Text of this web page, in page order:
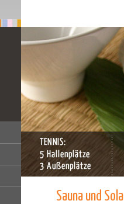
Sauna und